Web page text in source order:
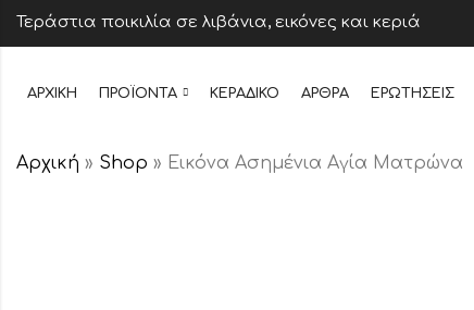
Τεράστια ποικιλία σε λιβάνια, εικόνες και κεριά
ΑΡΧΙΚΉ ΠΡΟΪΌΝΤΑ ΚΕΡΆΔΙΚΟ ΆΡΘΡΑ ΕΡΩΤΉΣΕΙΣ
Αρχική » Shop » Εικόνα Ασημένια Αγία Ματρώνα